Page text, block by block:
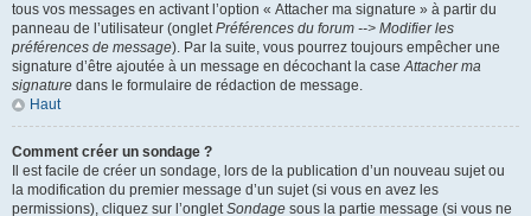
tous vos messages en activant l’option « Attacher ma signature » à partir du
panneau de l’utilisateur (ongletPréférences du forum --> Modifier les
préférences de message). Par la suite, vous pourrez toujours empêcher une
signature d’être ajoutée à un message en décochant la caseAttacher ma
signature dans le formulaire de rédaction de message.
Haut
Comment créer un sondage ?
Il est facile de créer un sondage, lors de la publication d’un nouveau sujet ou
la modification du premier message d’un sujet (si vous en avez les
permissions), cliquez sur l’ongletSondage sous la partie message (si vous ne